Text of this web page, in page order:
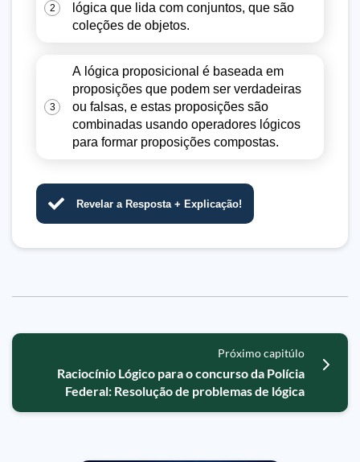
2
lógica que lida com conjuntos, que são
coleções de objetos.
3
A lógica proposicional é baseada em
proposições que podem ser verdadeiras
ou falsas, e estas proposições são
combinadas usando operadores lógicos
para formar proposições compostas.
Revelar a Resposta + Explicação!
Próximo capitúlo
Raciocínio Lógico para o concurso da Polícia
Federal: Resolução de problemas de lógica